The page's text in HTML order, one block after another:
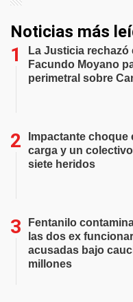
Noticias más
La Justicia rechazó
Facundo Moyano
perimetral sobre
Impactante choque
carga y un
siete heridos
Fentanilo
las dos ex
acusadas bajo
millones